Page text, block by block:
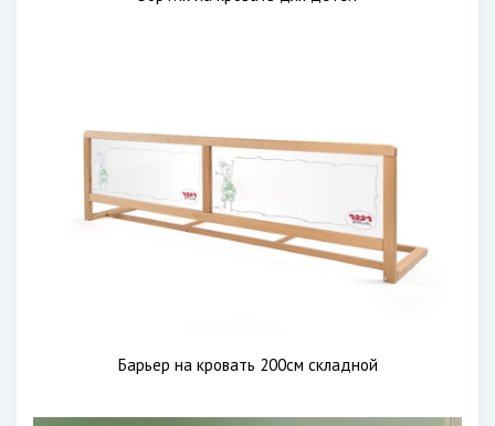
Барьер на кровать 200см складной